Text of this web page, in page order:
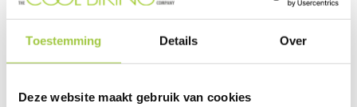
Toestemming Details Over
Deze website maakt gebruik van cookies
Zwart
vario